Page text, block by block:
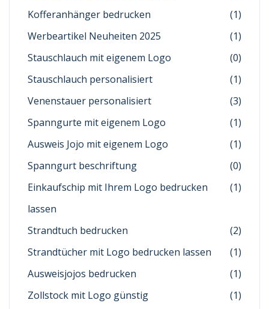
Kofferanhänger bedrucken
(1)
Werbeartikel Neuheiten 2025
(1)
Stauschlauch mit eigenem Logo
(0)
Stauschlauch personalisiert
(1)
Venenstauer personalisiert
(3)
Spanngurte mit eigenem Logo
(1)
Ausweis Jojo mit eigenem Logo
(1)
Spanngurt beschriftung
(0)
Einkaufschip mit Ihrem Logo bedrucken
lassen
(1)
Strandtuch bedrucken
(2)
Strandtücher mit Logo bedrucken lassen
(1)
Ausweisjojos bedrucken
(1)
Zollstock mit Logo günstig
(1)